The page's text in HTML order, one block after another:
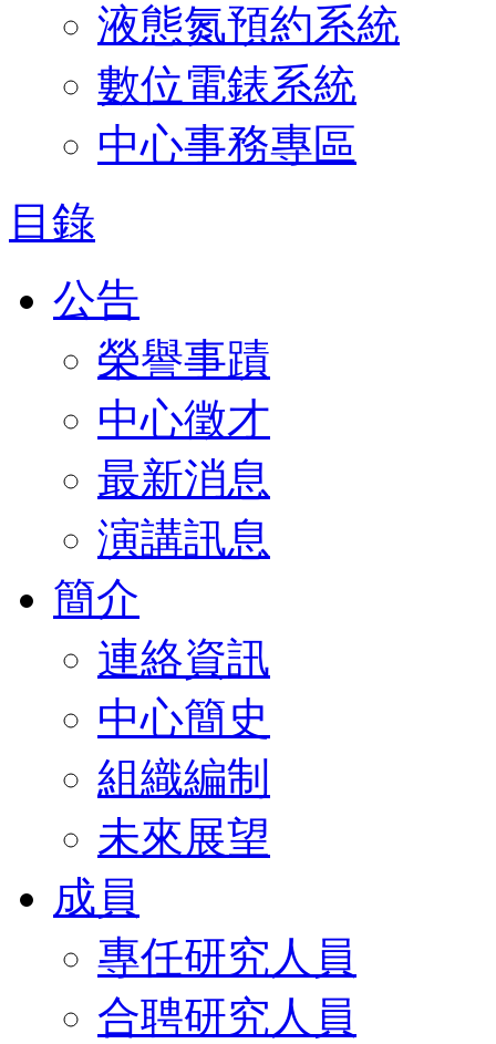
液態氮預約系統
數位電錶系統
中心事務專區
目錄
公告
榮譽事蹟
中心徵才
最新消息
演講訊息
簡介
連絡資訊
中心簡史
組織編制
未來展望
成員
專任研究人員
合聘研究人員